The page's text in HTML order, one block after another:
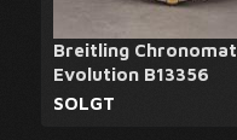
Breitling Chronomat
Evolution B13356
SOLGT